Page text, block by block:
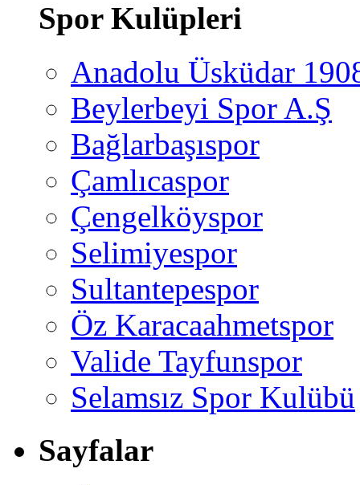
Spor Kulüpleri
Anadolu Üsküdar
Beylerbeyi Spor A.Ş
Bağlarbaşıspor
Çamlıcaspor
Çengelköyspor
Selimiyespor
Sultantepespor
Öz Karacaahmetspor
Valide Tayfunspor
Selamsız Spor Kulübü
Sayfalar